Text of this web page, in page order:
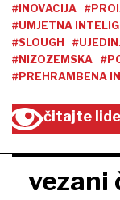
#INOVACIJA
#UMJETNA
#SLOUGH
#NIZOZEMSKA
#PREHRAMBENA
čitajte
vezani